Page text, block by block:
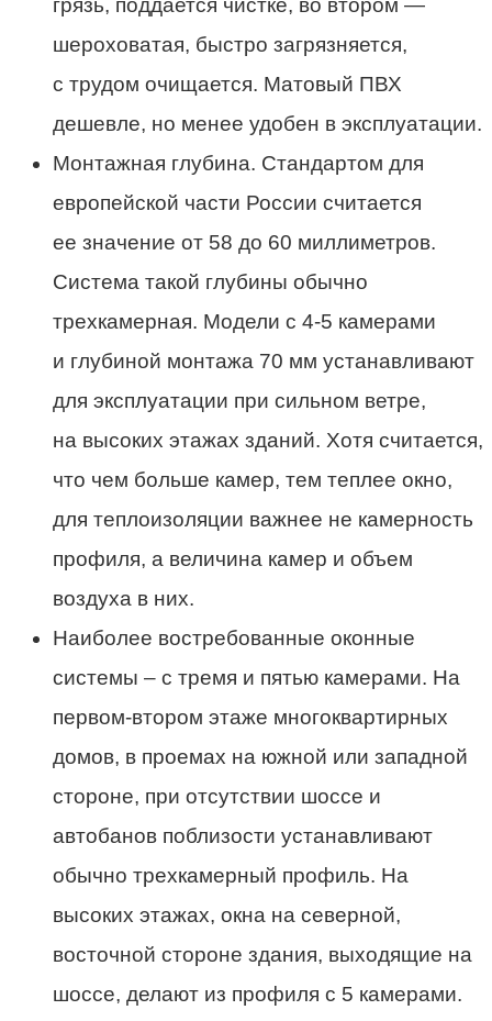
грязь, поддается чистке, во втором —
шероховатая, быстро загрязняется,
с трудом очищается. Матовый ПВХ
дешевле, но менее удобен в эксплуатации.
Монтажная глубина. Стандартом для
европейской части России считается
ее значение от 58 до 60 миллиметров.
Система такой глубины обычно
трехкамерная. Модели с 4-5 камерами
и глубиной монтажа 70 мм устанавливают
для эксплуатации при сильном ветре,
на высоких этажах зданий. Хотя считается,
что чем больше камер, тем теплее окно,
для теплоизоляции важнее не камерность
профиля, а величина камер и объем
воздуха в них.
Наиболее востребованные оконные
системы – с тремя и пятью камерами. На
первом-втором этаже многоквартирных
домов, в проемах на южной или западной
стороне, при отсутствии шоссе и
автобанов поблизости устанавливают
обычно трехкамерный профиль. На
высоких этажах, окна на северной,
восточной стороне здания, выходящие на
шоссе, делают из профиля с 5 камерами.